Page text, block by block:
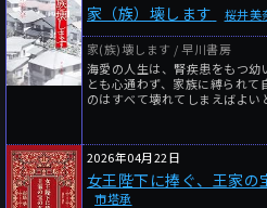
家（族）壊します 桜井美
家(族)壊します / 早川書房
海愛の人生は、腎疾患をもつ
とも心通わず、家族に縛られ
のはすべて壊れてしまえばよい
2026年04月22日
女王陛下に捧ぐ、王家の
市塔承